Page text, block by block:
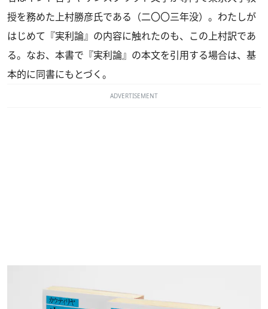
授を務めた上村勝彦氏である（二〇〇三年没）。わたしが
はじめて『実利論』の内容に触れたのも、この上村訳であ
る。なお、本書で『実利論』の本文を引用する場合は、基
本的に同書にもとづく。
ADVERTISEMENT